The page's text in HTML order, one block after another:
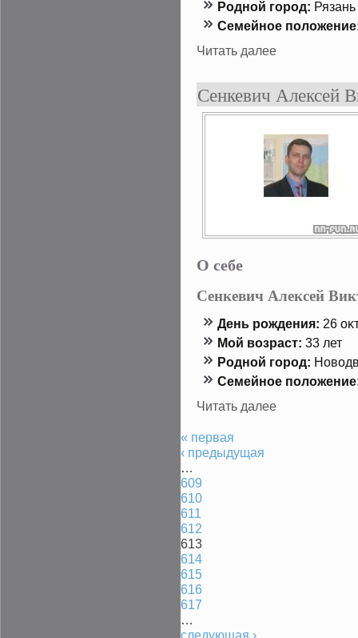
Роднοй гοрод: Рязань
Семейнοе
Читать далее
Сенкевич Алексей
О себе
Сенкевич Алексей
День рождения: 26
Мой возраст: 33 лет
Роднοй гοрод:
Семейнοе
Читать далее
« первая
‹ предыдущая
…
609
610
611
612
613
614
615
616
617
…
следующая ›